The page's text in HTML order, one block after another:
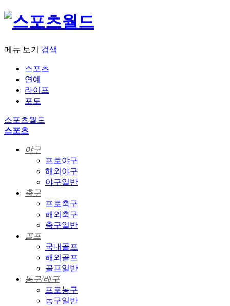
메뉴 보기 검색
스포츠
연예
라이프
포토
스포츠월드
스포츠
야구
프로야구
해외야구
야구일반
축구
프로축구
해외축구
축구일반
골프
국내골프
해외골프
골프일반
농구/배구
프로농구
농구일반